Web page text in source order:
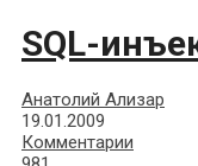
SQL-
Анатолий Ализар
19.01.2009
Комментарии